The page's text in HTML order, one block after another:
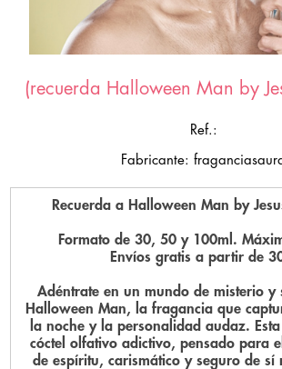
(recuerda Halloween Man by
Ref.:
Fabricante:
Recuerda a Halloween Man by
Formato de 30, 50 y 100ml.
Envíos gratis a partir de
Adéntrate en un mundo de misterio y
Halloween Man, la fragancia que
la noche y la personalidad audaz.
cóctel olfativo adictivo, pensado para
de espíritu, carismático y seguro de sí